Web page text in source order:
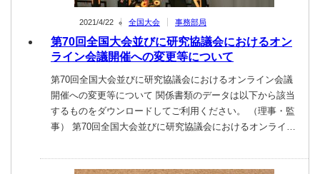
2021/4/22 全国大会 事務部局
第70回全国大会並びに研究協議会におけるオン
ライン会議開催への変更等について
第70回全国大会並びに研究協議会におけるオンライン会議
開催への変更等について 関係書類のデータは以下から該当
するものをダウンロードしてご利用ください。 （理事・監
事） 第70回全国大会並びに研究協議会におけるオンライ…